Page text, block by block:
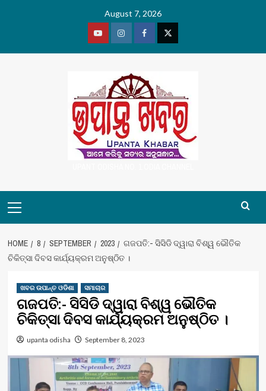
August 7, 2026
YoutubeVimeoFacebookTwitter
Menu
HOME 8 SEPTEMBER 2023
ଗଜପତି:- ସିସିଡି ଦ୍ୱାରା ବିଶ୍ୱ ଭୌତିକ
ଚିକିତ୍ସା ଦିବସ କାର୍ଯ୍ୟକ୍ରମ ଅନୁଷ୍ଠିତ ।
ଖବର ଉପାନ୍ତ ଓଡିଶା ସମାଚାର
ଗଜପତି:- ସିସିଡି ଦ୍ୱାରା ବିଶ୍ୱ ଭୌତିକ
ଚିକିତ୍ସା ଦିବସ କାର୍ଯ୍ୟକ୍ରମ ଅନୁଷ୍ଠିତ ।
upanta odisha September 8, 2023